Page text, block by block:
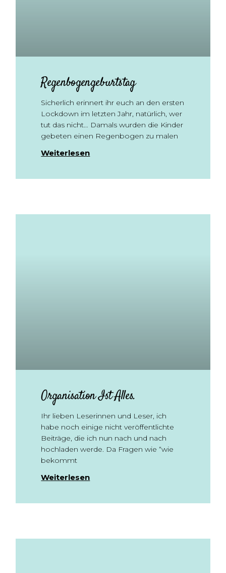
Regenbogengeburtstag
Sicherlich erinnert ihr euch an den ersten
Lockdown im letzten Jahr, natürlich, wer
tut das nicht… Damals wurden die Kinder
gebeten einen Regenbogen zu malen
Weiterlesen
Organisation Ist Alles.
Ihr lieben Leserinnen und Leser, ich
habe noch einige nicht veröffentlichte
Beiträge, die ich nun nach und nach
hochladen werde. Da Fragen wie “wie
bekommt
Weiterlesen